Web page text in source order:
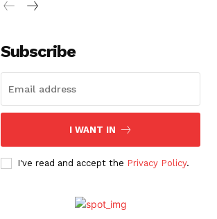
Subscribe
I WANT IN
I've read and accept the Privacy Policy.